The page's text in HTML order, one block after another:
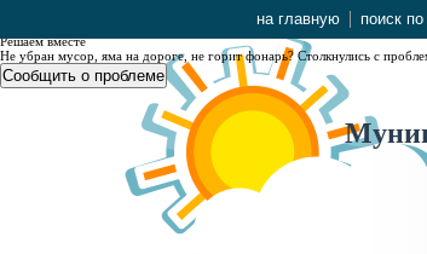
Решаем вместе
Не убран мусор, яма на дороге, не горит фонарь? Столкнулись с
Сообщить о проблеме
на главную поиск